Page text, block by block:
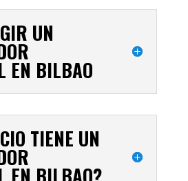
UN
EN BILBAO
TIENE UN
EN BILBAO?